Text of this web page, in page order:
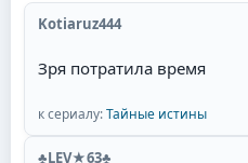
Kotiaruz444
Зря потратила время
к сериалу:Тайные истины
♣LEV★63♣